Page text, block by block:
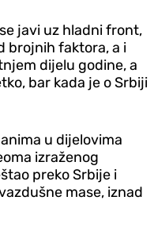
javi uz hladni front,
brojnih faktora, a i
dijelu godine, a
bar kada je o Srbiji
u dijelovima
izraženog
preko Srbije i
mase, iznad